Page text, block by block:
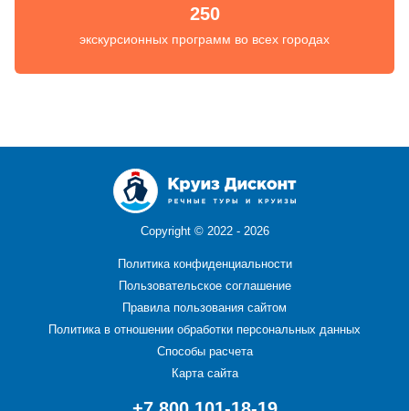
250
экскурсионных программ во всех городах
Copyright © 2022 - 2026
Политика конфиденциальности
Пользовательское соглашение
Правила пользования сайтом
Политика в отношении обработки персональных данных
Способы расчета
Карта сайта